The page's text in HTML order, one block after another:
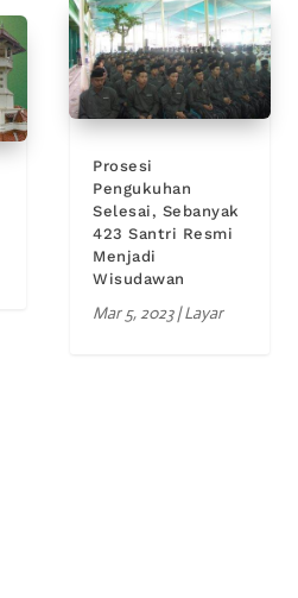
Prosesi
Pengukuhan
Selesai, Sebanyak
423 Santri Resmi
Menjadi
Wisudawan
Mar 5, 2023|Layar